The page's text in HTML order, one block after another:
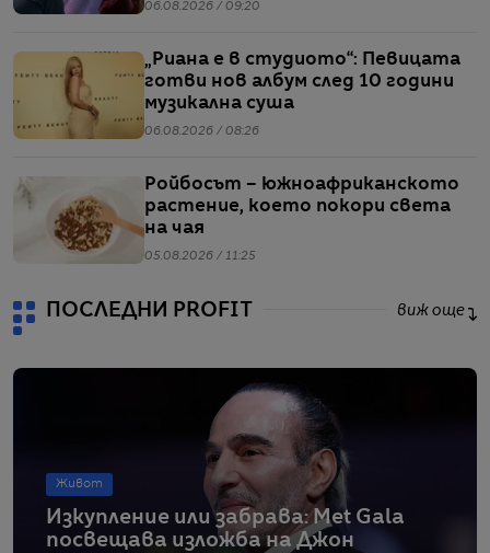
06.08.2026 / 09:20
„Риана е в студиото“: Певицата
готви нов албум след 10 години
музикална суша
06.08.2026 / 08:26
Ройбосът – южноафриканското
растение, което покори света
на чая
05.08.2026 / 11:25
ПОСЛЕДНИ PROFIT виж още
Живот
Изкупление или забрава: Met Gala
посвещава изложба на Джон